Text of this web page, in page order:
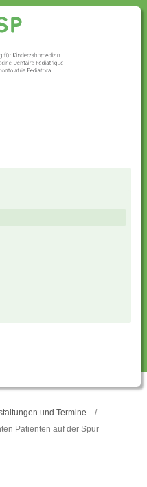
und Termine
Patienten auf der Spur